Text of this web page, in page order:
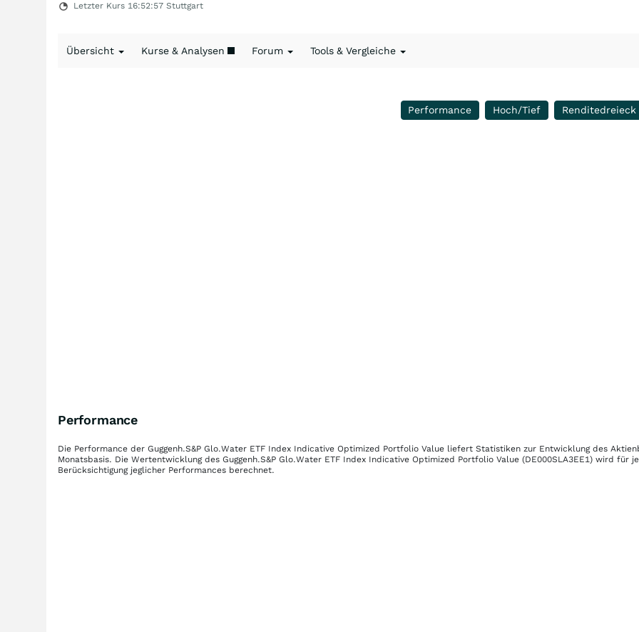
Letzter Kurs 16:52:57 Stuttgart
Übersicht Kurse & Analysen Forum Tools & Vergleiche
Performance Hoch/Tief Renditedreieck
Performance
Die Performance der Guggenh.S&P Glo.Water ETF Index Indicative Optimized Portfolio Value liefert Statistiken zur Entwicklung des
Monatsbasis. Die Wertentwicklung des Guggenh.S&P Glo.Water ETF Index Indicative Optimized Portfolio Value (DE000SLA3EE1) wird für
Berücksichtigung jeglicher Performances berechnet.